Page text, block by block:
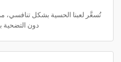
تُسعَّر لعبنا الحسية بشكل تنافسي،
دون التضحية